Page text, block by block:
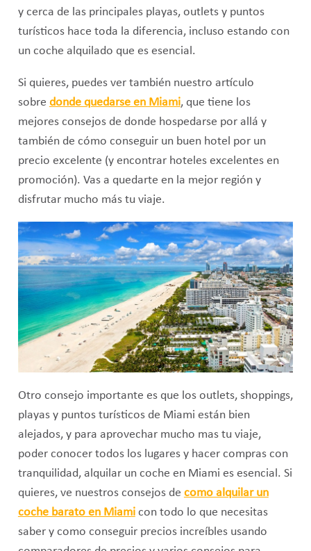
y cerca de las principales playas, outlets y puntos
turísticos hace toda la diferencia, incluso estando con
un coche alquilado que es esencial.
Si quieres, puedes ver también nuestro artículo
sobre donde quedarse en Miami, que tiene los
mejores consejos de donde hospedarse por allá y
también de cómo conseguir un buen hotel por un
precio excelente (y encontrar hoteles excelentes en
promoción). Vas a quedarte en la mejor región y
disfrutar mucho más tu viaje.
Otro consejo importante es que los outlets, shoppings,
playas y puntos turísticos de Miami están bien
alejados, y para aprovechar mucho mas tu viaje,
poder conocer todos los lugares y hacer compras con
tranquilidad, alquilar un coche en Miami es esencial. Si
quieres, ve nuestros consejos de como alquilar un
coche barato en Miamicon todo lo que necesitas
saber y como conseguir precios increíbles usando